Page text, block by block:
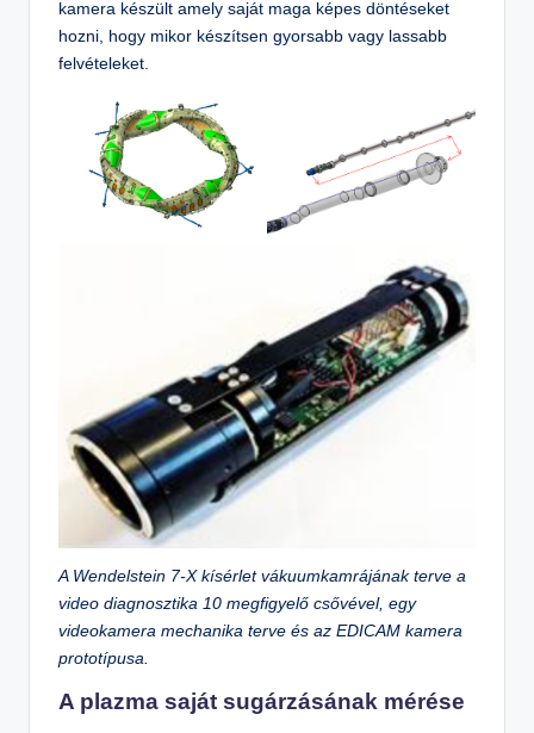
kamera készült amely saját maga képes döntéseket
hozni, hogy mikor készítsen gyorsabb vagy lassabb
felvételeket.
A Wendelstein 7-X kísérlet vákuumkamrájának terve a
video diagnosztika 10 megfigyelő csővével, egy
videokamera mechanika terve és az EDICAM kamera
prototípusa.
A plazma saját sugárzásának mérése